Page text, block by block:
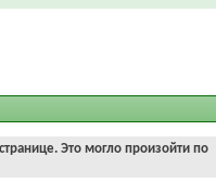
Это могло произойти по